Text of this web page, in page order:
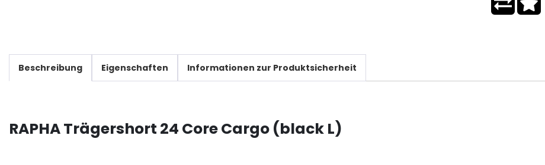
Beschreibung Eigenschaften Informationen zur Produktsicherheit
RAPHA Trägershort 24 Core Cargo (black L)